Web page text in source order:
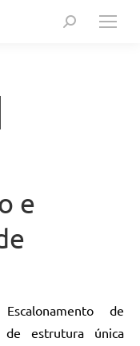
Search:
e
de
de estrutura única